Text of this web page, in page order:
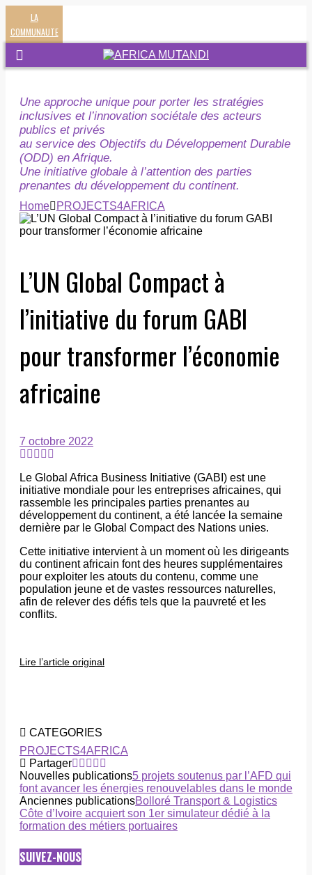
LA
COMMUNAUTE
Une approche unique pour porter les stratégies
inclusives et l’innovation sociétale des acteurs
publics et privés
au service des Objectifs du Développement Durable
(ODD) en Afrique.
Une initiative globale à l’attention des parties
prenantes du développement du continent.
Home PROJECTS4AFRICA
L’UN Global Compact à
l’initiative du forum GABI
pour transformer l’économie
africaine
7 octobre 2022
Le Global Africa Business Initiative (GABI) est une
initiative mondiale pour les entreprises africaines, qui
rassemble les principales parties prenantes au
développement du continent, a été lancée la semaine
dernière par le Global Compact des Nations unies.
Cette initiative intervient à un moment où les dirigeants
du continent africain font des heures supplémentaires
pour exploiter les atouts du contenu, comme une
population jeune et de vastes ressources naturelles,
afin de relever des défis tels que la pauvreté et les
conflits.
Lire l’article original
CATEGORIES
PROJECTS4AFRICA
Partager
Nouvelles publications5 projets soutenus par l’AFD qui
font avancer les énergies renouvelables dans le monde
Anciennes publicationsBolloré Transport & Logistics
Côte d’Ivoire acquiert son 1er simulateur dédié à la
formation des métiers portuaires
SUIVEZ-NOUS